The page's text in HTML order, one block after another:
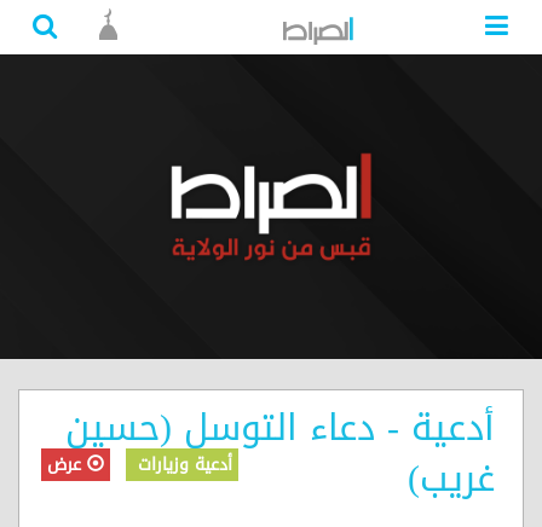
أدعية - دعاء التوسل (حسين
غريب) أدعية وزيارات عرض